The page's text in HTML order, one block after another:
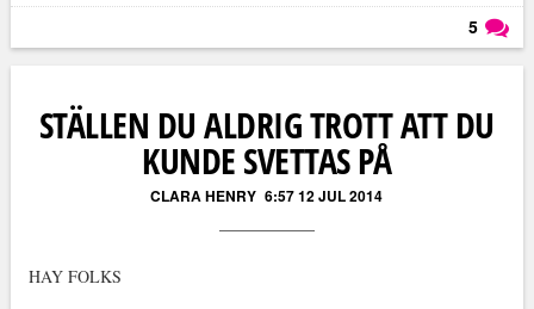
5
STÄLLEN DU ALDRIG TROTT ATT DU
KUNDE SVETTAS PÅ
CLARA HENRY 6:57 12 JUL 2014
HAY FOLKS